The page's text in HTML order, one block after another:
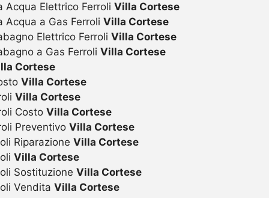
Acqua Elettrico Ferroli Villa Cortese
Acqua a Gas Ferroli Villa Cortese
Elettrico Ferroli Villa Cortese
a Gas Ferroli Villa Cortese
Cortese
Villa Cortese
Villa Cortese
Costo Villa Cortese
Preventivo Villa Cortese
Riparazione Villa Cortese
Villa Cortese
Sostituzione Villa Cortese
Vendita Villa Cortese